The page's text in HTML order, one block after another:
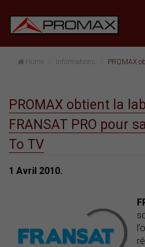
Home Informations PROMAX obtient la
PROMAX obtient la
FRANSAT PRO pour
To TV
1 Avril 2010.